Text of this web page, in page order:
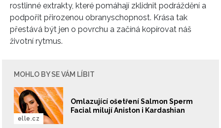
rostlinné extrakty, které pomáhají zklidnit podráždění a
podpořit přirozenou obranyschopnost. Krása tak
přestává být jen o povrchu a začíná kopírovat náš
životní rytmus.
MOHLO BY SE VÁM LÍBIT
Omlazující ošetření Salmon Sperm
Facial milují Aniston i Kardashian
elle.cz